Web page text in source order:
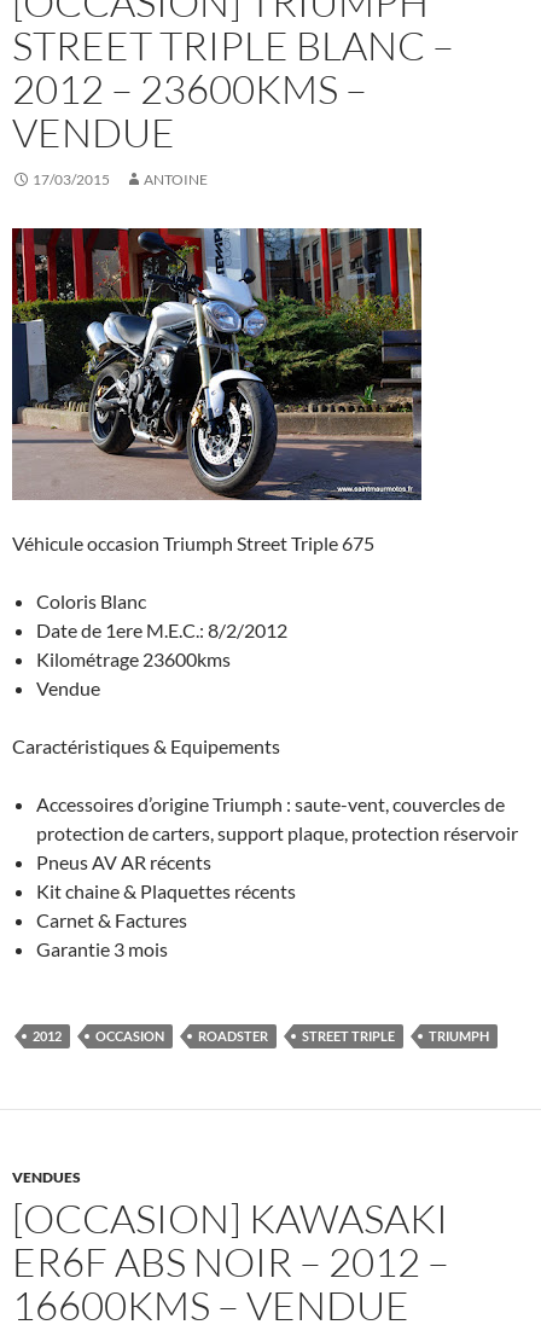
STREET TRIPLE BLANC –
2012 – 23600KMS –
VENDUE
17/03/2015 ANTOINE
Véhicule occasion Triumph Street Triple 675
Coloris Blanc
Date de 1ere M.E.C.: 8/2/2012
Kilométrage 23600kms
Vendue
Caractéristiques & Equipements
Accessoires d’origine Triumph : saute-vent, couvercles de
protection de carters, support plaque, protection réservoir
Pneus AV AR récents
Kit chaine & Plaquettes récents
Carnet & Factures
Garantie 3 mois
2012 OCCASION ROADSTER STREET TRIPLE TRIUMPH
VENDUES
[OCCASION] KAWASAKI
ER6F ABS NOIR – 2012 –
16600KMS – VENDUE